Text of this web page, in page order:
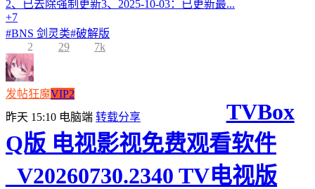
2、已去除强制更新3、2025-10-03：已更新最...
+7
#BNS 剑灵类#破解版
2
29 7k
发帖狂魔VIP2
昨天 15:10 电脑端 转载分享
TVBox
Q版 电视影视免费观看软件
_V20260730.2340 TV电视版